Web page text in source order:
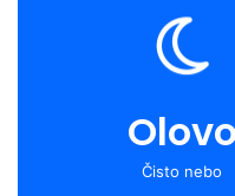
Olovo
Čisto nebo